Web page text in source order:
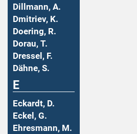
Dillmann, A.
Dmitriev, K.
Doering, R.
Dorau, T.
Dressel, F.
Dähne, S.
E
Eckardt, D.
Eckel, G.
Ehresmann, M.